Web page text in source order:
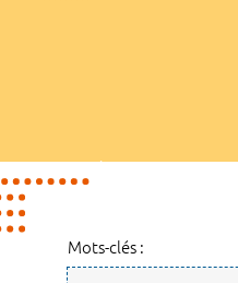
Mots-clés :